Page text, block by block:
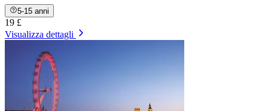
5-15 anni
19 £
Visualizza dettagli